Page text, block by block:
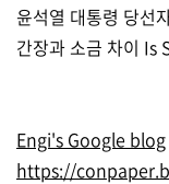
윤석열 대통령 당선
간장과 소금 차이
Engi's Google blog
https://